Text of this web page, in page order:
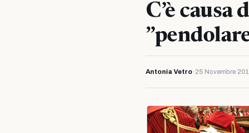
C’è
Antonia Vetro · 25 Novembre